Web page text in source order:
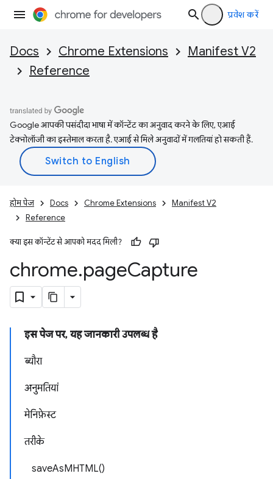
प्रवेश करें
Docs Chrome Extensions
Manifest V2
Reference
Google आपकी पसंदीदा भाषा में कॉन्टेंट का अनुवाद करने के लिए, एआई
टेक्नोलॉजी का इस्तेमाल करता है. एआई से मिले अनुवादों में गलतियां हो सकती हैं.
होम पेज Docs Chrome Extensions
Manifest V2
Reference
क्या इस कॉन्टेंट से आपको मदद मिली?
chrome.pageCapture
इस पेज पर, यह जानकारी उपलब्ध है
ब्यौरा
अनुमतियां
मेनिफ़ेस्ट
तरीके
saveAsMHTML()